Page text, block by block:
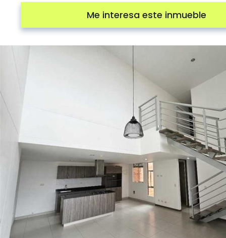
Me interesa este inmueble